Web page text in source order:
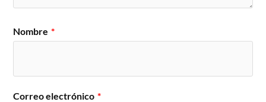
Nombre *
Correo electrónico *